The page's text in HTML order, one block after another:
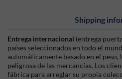
Shipping
Entrega internacional (entrega
países seleccionados en todo el
automáticamente basado en el
peligrosa de las mercancías. Los
fábrica para arreglar su propia